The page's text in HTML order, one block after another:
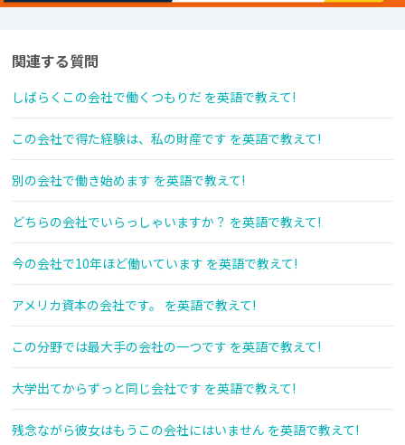
関連する質問
しばらくこの会社で働くつもりだ を英語で教えて!
この会社で得た経験は、私の財産です を英語で教えて!
別の会社で働き始めます を英語で教えて!
どちらの会社でいらっしゃいますか？ を英語で教えて!
今の会社で10年ほど働いています を英語で教えて!
アメリカ資本の会社です。 を英語で教えて!
この分野では最大手の会社の一つです を英語で教えて!
大学出てからずっと同じ会社です を英語で教えて!
残念ながら彼女はもうこの会社にはいません を英語で教えて!